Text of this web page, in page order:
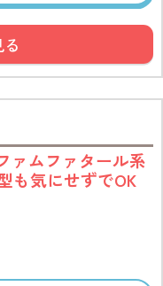
円が見込める価格設定
す◎60万円超えの内
だわりのルームも魅
すさ抜群の環境で
ァムファタール系
も気にせずでOK